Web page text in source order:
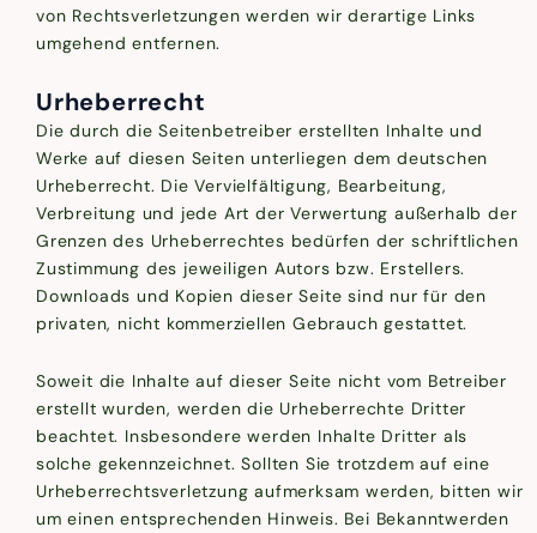
von Rechtsverletzungen werden wir derartige Links
umgehend entfernen.
Urheberrecht
Die durch die Seitenbetreiber erstellten Inhalte und
Werke auf diesen Seiten unterliegen dem deutschen
Urheberrecht. Die Vervielfältigung, Bearbeitung,
Verbreitung und jede Art der Verwertung außerhalb der
Grenzen des Urheberrechtes bedürfen der schriftlichen
Zustimmung des jeweiligen Autors bzw. Erstellers.
Downloads und Kopien dieser Seite sind nur für den
privaten, nicht kommerziellen Gebrauch gestattet.
Soweit die Inhalte auf dieser Seite nicht vom Betreiber
erstellt wurden, werden die Urheberrechte Dritter
beachtet. Insbesondere werden Inhalte Dritter als
solche gekennzeichnet. Sollten Sie trotzdem auf eine
Urheberrechtsverletzung aufmerksam werden, bitten wir
um einen entsprechenden Hinweis. Bei Bekanntwerden